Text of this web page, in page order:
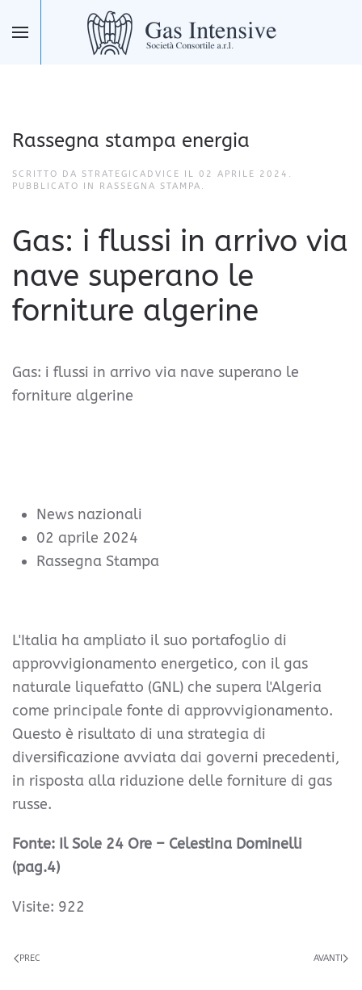
Skip to main content
Rassegna stampa energia
SCRITTO DA STRATEGICADVICE IL 02 APRILE 2024 .
PUBBLICATO IN RASSEGNA STAMPA .
Gas: i flussi in arrivo via
nave superano le
forniture algerine
Gas: i flussi in arrivo via nave superano le
forniture algerine
News nazionali
02 aprile 2024
Rassegna Stampa
L'Italia ha ampliato il suo portafoglio di
approvvigionamento energetico, con il gas
naturale liquefatto (GNL) che supera l'Algeria
come principale fonte di approvvigionamento.
Questo è risultato di una strategia di
diversificazione avviata dai governi precedenti,
in risposta alla riduzione delle forniture di gas
russe.
Fonte: Il Sole 24 Ore – Celestina Dominelli
(pag.4)
Visite: 922
PREC AVANTI